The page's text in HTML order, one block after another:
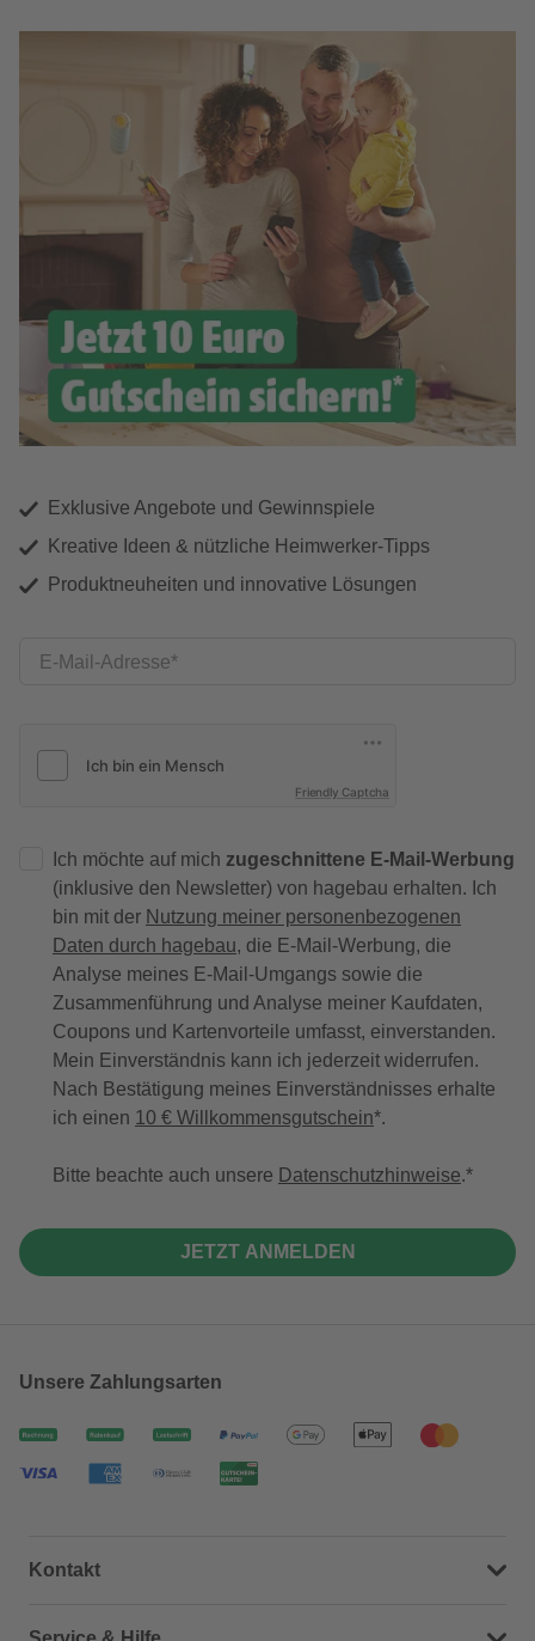
Exklusive Angebote und Gewinnspiele
Kreative Ideen & nützliche Heimwerker-Tipps
Produktneuheiten und innovative Lösungen
E-Mail-Adresse
Friendly Captcha
Ich möchte auf mich zugeschnittene E-Mail-Werbung
(inklusive den Newsletter) von hagebau erhalten. Ich
bin mit der Nutzung meiner personenbezogenen
Daten durch hagebau, die E-Mail-Werbung, die
Analyse meines E-Mail-Umgangs sowie die
Zusammenführung und Analyse meiner Kaufdaten,
Coupons und Kartenvorteile umfasst, einverstanden.
Mein Einverständnis kann ich jederzeit widerrufen.
Nach Bestätigung meines Einverständnisses erhalte
ich einen 10 € Willkommensgutschein*.
Bitte beachte auch unsere Datenschutzhinweise.
JETZT ANMELDEN
Unsere Zahlungsarten
Kontakt
Dein Kontakt zu uns